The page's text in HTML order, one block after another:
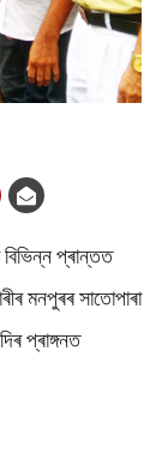
বিভিন্ন প্ৰান্তত
মনপুৰৰ সাতোপাৰা
প্ৰাঙ্গনত